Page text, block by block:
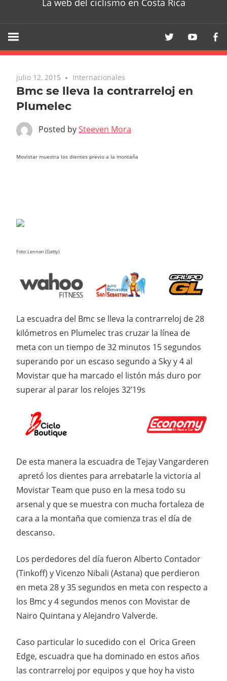
La web del ciclismo en Costa Rica
julio 12, 2015 Internacionales
Bmc se lleva la contrarreloj en
Plumelec
Posted bySteeven Mora
Movistar muestra los dientes previo a la montaña
Foto: Lennon (Getty)
La escuadra del Bmc se lleva la contrarreloj de 28
kilómetros en Plumelec tras cruzar la línea de
meta con un tiempo de 32 minutos 15 segundos
superando por un escaso segundo a Sky y 4 al
Movistar que ha marcado el listón más duro por
superar al parar los relojes 32’19s
De esta manera la escuadra de Tejay Vangarderen
apretó los dientes para arrebatarle la victoria al
Movistar Team que puso en la mesa todo su
arsenal y que se muestra con mucha fortaleza de
cara a la montaña que comienza tras el día de
descanso.
Los perdedores del día fueron Alberto Contador
(Tinkoff) y Vicenzo Nibali (Astana) que perdieron
en meta 28 y 35 segundos en meta con respecto a
los Bmc y 4 segundos menos con Movistar de
Nairo Quintana y Alejandro Valverde.
Caso particular lo sucedido con el Orica Green
Edge, escuadra que ha dominado en estos años
las contrarreloj por equipos y que hoy ha visto